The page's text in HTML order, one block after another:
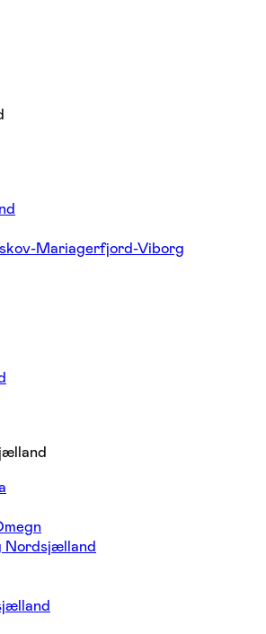
Mariagerfjord-Viborg
Nordsjælland